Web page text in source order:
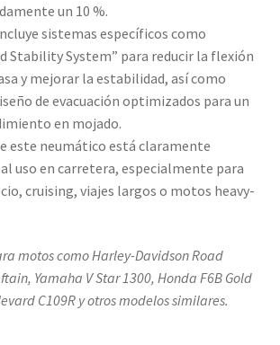
un 10 %.
sistemas específicos como
Stability System” para reducir la flexión
y mejorar la estabilidad, así como
de evacuación optimizados para un
en mojado.
este neumático está claramente
uso en carretera, especialmente para
cruising, viajes largos o motos heavy-
motos como Harley-Davidson Road
Yamaha V Star 1300, Honda F6B Gold
C109R y otros modelos similares.